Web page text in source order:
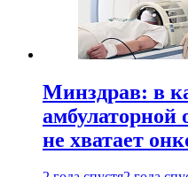
Минздрав: в
не хватает